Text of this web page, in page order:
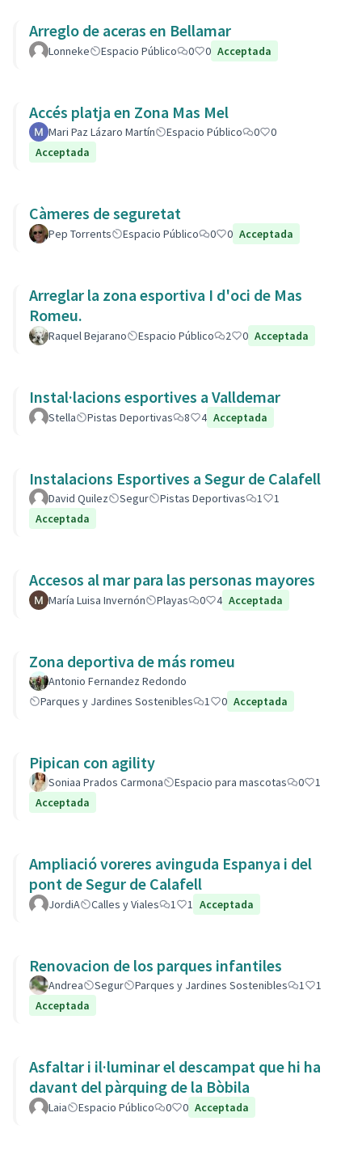
Arreglo de aceras en Bellamar
Lonneke Espacio Público 0 0 Acceptada
Accés platja en Zona Mas Mel
Mari Paz Lázaro Martín Espacio Público 0
0
Acceptada
Càmeres de seguretat
Pep Torrents Espacio Público 0 0 Acceptada
Arreglar la zona esportiva I d'oci de Mas
Romeu.
Raquel Bejarano Espacio Público 2 0 Acceptada
Instal·lacions esportives a Valldemar
Stella Pistas Deportivas 8 4 Acceptada
Instalacions Esportives a Segur de Calafell
David Quilez Segur Pistas Deportivas 1
1
Acceptada
Accesos al mar para las personas mayores
María Luisa Invernón Playas 0 4 Acceptada
Zona deportiva de más romeu
Antonio Fernandez Redondo
Parques y Jardines Sostenibles
1 0 Acceptada
Pipican con agility
Soniaa Prados Carmona Espacio para mascotas 0
1
Acceptada
Ampliació voreres avinguda Espanya i del
pont de Segur de Calafell
JordiA Calles y Viales 1 1 Acceptada
Renovacion de los parques infantiles
Andrea Segur Parques y Jardines Sostenibles 1
1
Acceptada
Asfaltar i il·luminar el descampat que hi ha
davant del pàrquing de la Bòbila
Laia Espacio Público 0 0 Acceptada